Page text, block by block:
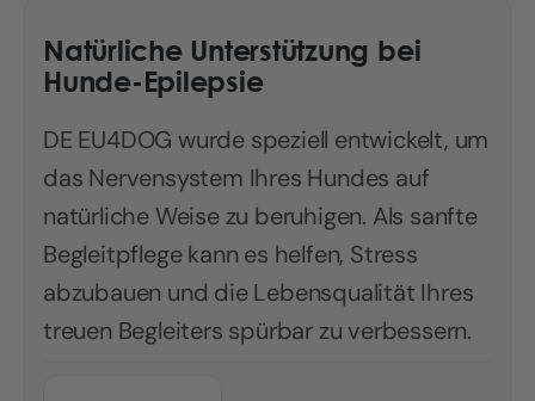
Natürliche Unterstützung bei
Hunde-Epilepsie
DE EU4DOG wurde speziell entwickelt, um
das Nervensystem Ihres Hundes auf
natürliche Weise zu beruhigen. Als sanfte
Begleitpflege kann es helfen, Stress
abzubauen und die Lebensqualität Ihres
treuen Begleiters spürbar zu verbessern.